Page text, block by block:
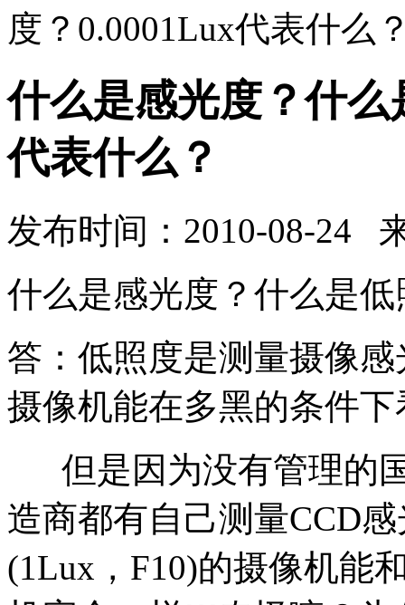
度？0.0001Lux代表什么
什么是感光度？什么
代表什么？
发布时间：2010-08-24
什么是感光度？什么是
答：低照度是测量摄像
摄像机能在多黑的条件
但是因为没有管理的
造商都有自己测量CCD
(1Lux，F10)的摄像机能